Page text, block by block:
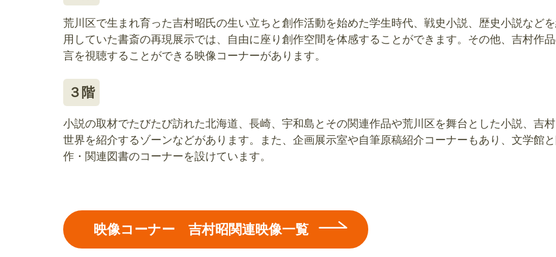
荒川区で生まれ育った吉村昭氏の生い立ちと創作活動を始めた学生時代、戦史小説、歴史小説など
用していた書斎の再現展示では、自由に座り創作空間を体感することができます。その他、吉村作
言を視聴することができる映像コーナーがあります。
３階
小説の取材でたびたび訪れた北海道、長崎、宇和島とその関連作品や荒川区を舞台とした小説、吉
世界を紹介するゾーンなどがあります。また、企画展示室や自筆原稿紹介コーナーもあり、文学館
作・関連図書のコーナーを設けています。
映像コーナー 吉村昭関連映像一覧